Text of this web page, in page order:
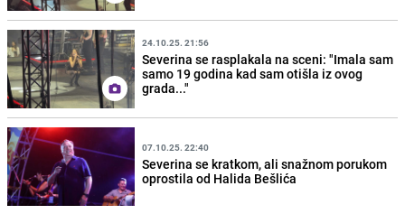
24.10.25. 21:56
Severina se rasplakala na sceni: "Imala sam
samo 19 godina kad sam otišla iz ovog
grada..."
07.10.25. 22:40
Severina se kratkom, ali snažnom porukom
oprostila od Halida Bešlića